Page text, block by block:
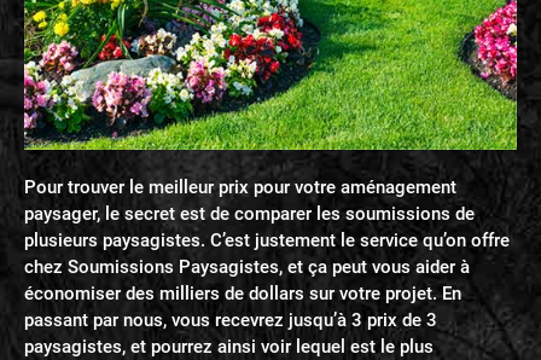
Pour trouver le meilleur prix pour votre aménagement
paysager, le secret est de comparer les soumissions de
plusieurs paysagistes. C’est justement le service qu’on offre
chez Soumissions Paysagistes, et ça peut vous aider à
économiser des milliers de dollars sur votre projet. En
passant par nous, vous recevrez jusqu’à 3 prix de 3
paysagistes, et pourrez ainsi voir lequel est le plus